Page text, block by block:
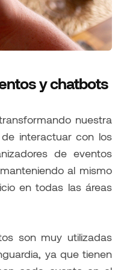
y chatbots
nuestra
interactuar con los
de eventos
al mismo
en todas las áreas
son muy utilizadas
ya que tienen